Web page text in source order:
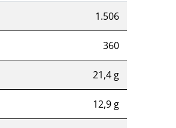
1.506
360
21,4 g
12,9 g